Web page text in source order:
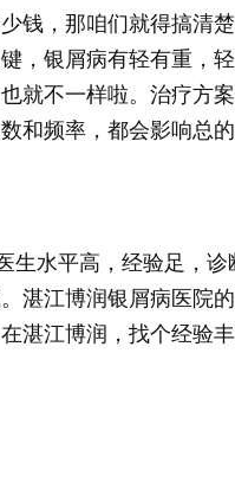
钱，那咱们就得搞清
，银屑病有轻有重，
就不一样啦。治疗方
和频率，都会影响总的
生水平高，经验足，
湛江博润银屑病医院
湛江博润，找个经验